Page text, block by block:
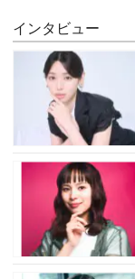
インタビュー